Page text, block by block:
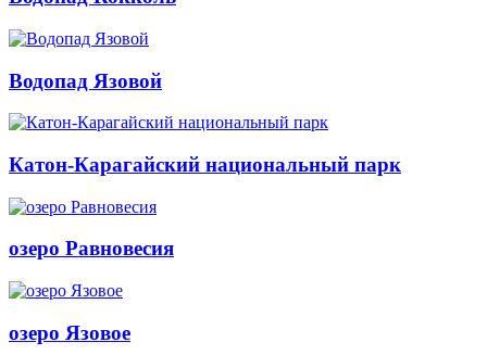
Водопад Язовой
Катон-Карагайский национальный парк
озеро Равновесия
озеро Язовое